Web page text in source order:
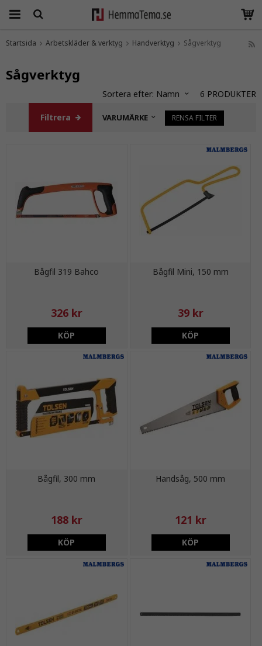
Startsida Arbetskläder & verktyg Handverktyg Sågverktyg
Sågverktyg
Sortera efter: Namn 6 PRODUKTER
Filtrera VARUMÄRKE RENSA FILTER
Bågfil 319 Bahco
326 kr
KÖP
Bågfil Mini, 150 mm
39 kr
KÖP
Bågfil, 300 mm
188 kr
KÖP
Handsåg, 500 mm
121 kr
KÖP